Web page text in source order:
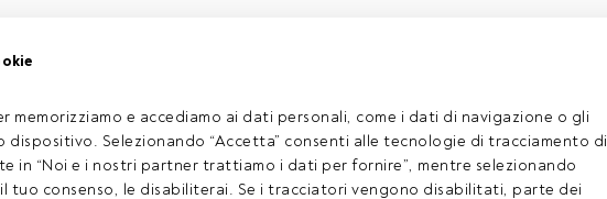
memorizziamo e accediamo ai dati personali, come i dati di navigazione o gli
Selezionando “Accetta” consenti alle tecnologie di tracciamento di
in “Noi e i nostri partner trattiamo i dati per fornire”, mentre selezionando
tuo consenso, le disabiliterai. Se i tracciatori vengono disabilitati, parte dei